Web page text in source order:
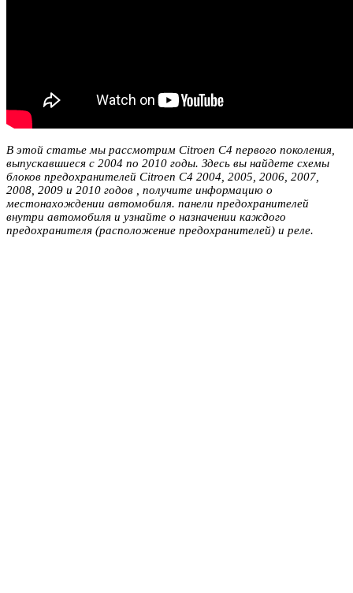
В этой статье мы рассмотрим Citroen C4 первого поколения,
выпускавшиеся с 2004 по 2010 годы. Здесь вы найдете схемы
блоков предохранителей Citroen C4 2004, 2005, 2006, 2007,
2008, 2009 и 2010 годов , получите информацию о
местонахождении автомобиля. панели предохранителей
внутри автомобиля и узнайте о назначении каждого
предохранителя (расположение предохранителей) и реле.